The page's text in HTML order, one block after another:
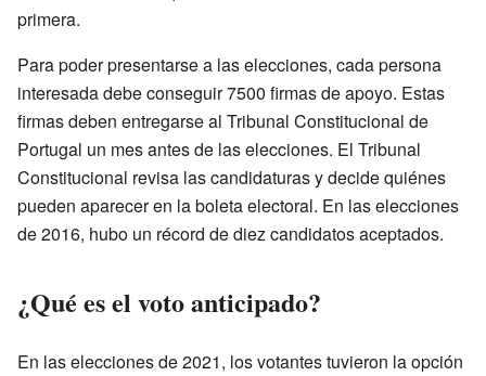
primera.
Para poder presentarse a las elecciones, cada persona
interesada debe conseguir 7500 firmas de apoyo. Estas
firmas deben entregarse al Tribunal Constitucional de
Portugal un mes antes de las elecciones. El Tribunal
Constitucional revisa las candidaturas y decide quiénes
pueden aparecer en la boleta electoral. En las elecciones
de 2016, hubo un récord de diez candidatos aceptados.
¿Qué es el voto anticipado?
En las elecciones de 2021, los votantes tuvieron la opción